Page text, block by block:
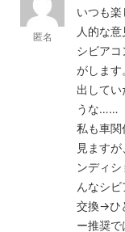
匿名
いつも
人的な
シビア
がします
出して
うな……
私も車関
見ます
ンディ
んなシ
交換→ひ
ー推奨